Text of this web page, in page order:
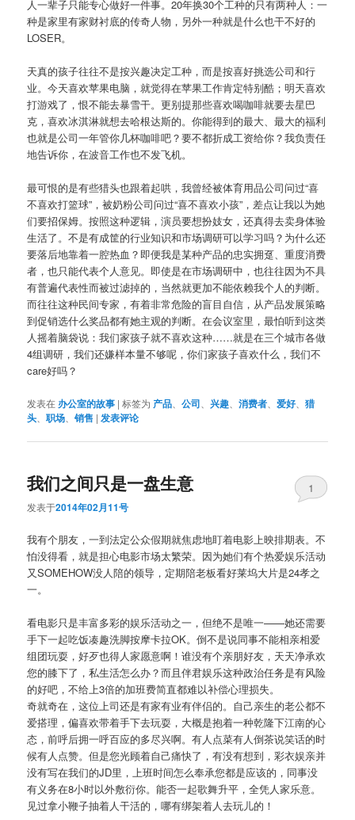
人一辈子只能专心做好一件事。20年换30个工种的只有两种人：一
种是家里有家财衬底的传奇人物，另外一种就是什么也干不好的
LOSER。
天真的孩子往往不是按兴趣决定工种，而是按喜好挑选公司和行
业。今天喜欢苹果电脑，就觉得在苹果工作肯定特别酷；明天喜欢
打游戏了，恨不能去暴雪干。更别提那些喜欢喝咖啡就要去星巴
克，喜欢冰淇淋就想去哈根达斯的。你能得到的最大、最大的福利
也就是公司一年管你几杯咖啡吧？要不都折成工资给你？我负责任
地告诉你，在波音工作也不发飞机。
最可恨的是有些猎头也跟着起哄，我曾经被体育用品公司问过“喜
不喜欢打篮球”，被奶粉公司问过“喜不喜欢小孩”，差点让我以为她
们要招保姆。按照这种逻辑，演员要想扮妓女，还真得去卖身体验
生活了。不是有成筐的行业知识和市场调研可以学习吗？为什么还
要落后地靠着一腔热血？即便我是某种产品的忠实拥趸、重度消费
者，也只能代表个人意见。即使是在市场调研中，也往往因为不具
有普遍代表性而被过滤掉的，当然就更加不能依赖我个人的判断。
而往往这种民间专家，有着非常危险的盲目自信，从产品发展策略
到促销选什么奖品都有她主观的判断。在会议室里，最怕听到这类
人摇着脑袋说：我们家孩子就不喜欢这种……就是在三个城市各做
4组调研，我们还嫌样本量不够呢，你们家孩子喜欢什么，我们不
care好吗？
发表在 办公室的故事 |标签为 产品 、公司 、兴趣 、消费者 、爱好、猎
头 、职场 、销售 | 发表评论
我们之间只是一盘生意
发表于2014年02月11号
1
我有个朋友，一到法定公众假期就焦虑地盯着电影上映排期表。不
怕没得看，就是担心电影市场太繁荣。因为她们有个热爱娱乐活动
又SOMEHOW没人陪的领导，定期陪老板看好莱坞大片是24孝之
一。
看电影只是丰富多彩的娱乐活动之一，但绝不是唯一——她还需要
手下一起吃饭凑趣洗脚按摩卡拉OK。倒不是说同事不能相亲相爱
组团玩耍，好歹也得人家愿意啊！谁没有个亲朋好友，天天净承欢
您的膝下了，私生活怎么办？而且伴君娱乐这种政治任务是有风险
的好吧，不给上3倍的加班费简直都难以补偿心理损失。
奇就奇在，这位上司还是有家有业有伴侣的。自己亲生的老公都不
爱搭理，偏喜欢带着手下去玩耍，大概是抱着一种乾隆下江南的心
态，前呼后拥一呼百应的多尽兴啊。有人点菜有人倒茶说笑话的时
候有人点赞。但是您光顾着自己痛快了，有没有想到，彩衣娱亲并
没有写在我们的JD里，上班时间怎么奉承您都是应该的，同事没
有义务在8小时以外敷衍你。能否一起歌舞升平，全凭人家乐意。
见过拿小鞭子抽着人干活的，哪有绑架着人去玩儿的！